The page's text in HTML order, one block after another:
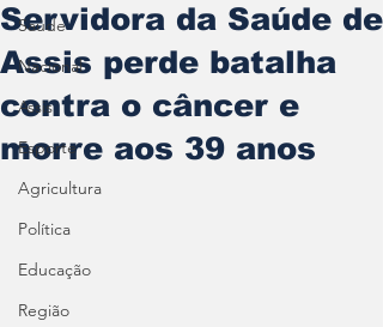
Saúde
Nacional
Assis
Esporte
Agricultura
Política
Educação
Região
Servidora da Saúde de
Assis perde batalha
contra o câncer e
morre aos 39 anos